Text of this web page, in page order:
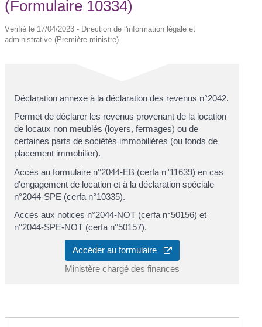
(Formulaire 10334)
Vérifié le 17/04/2023 - Direction de l'information légale et
administrative (Première ministre)
Déclaration annexe à la déclaration des revenus n°2042.
Permet de déclarer les revenus provenant de la location
de locaux non meublés (loyers, fermages) ou de
certaines parts de sociétés immobilières (ou fonds de
placement immobilier).
Accès au formulaire n°2044-EB (cerfa n°11639) en cas
d'engagement de location et à la déclaration spéciale
n°2044-SPE (cerfa n°10335).
Accès aux notices n°2044-NOT (cerfa n°50156) et
n°2044-SPE-NOT (cerfa n°50157).
Accéder au formulaire
Ministère chargé des finances